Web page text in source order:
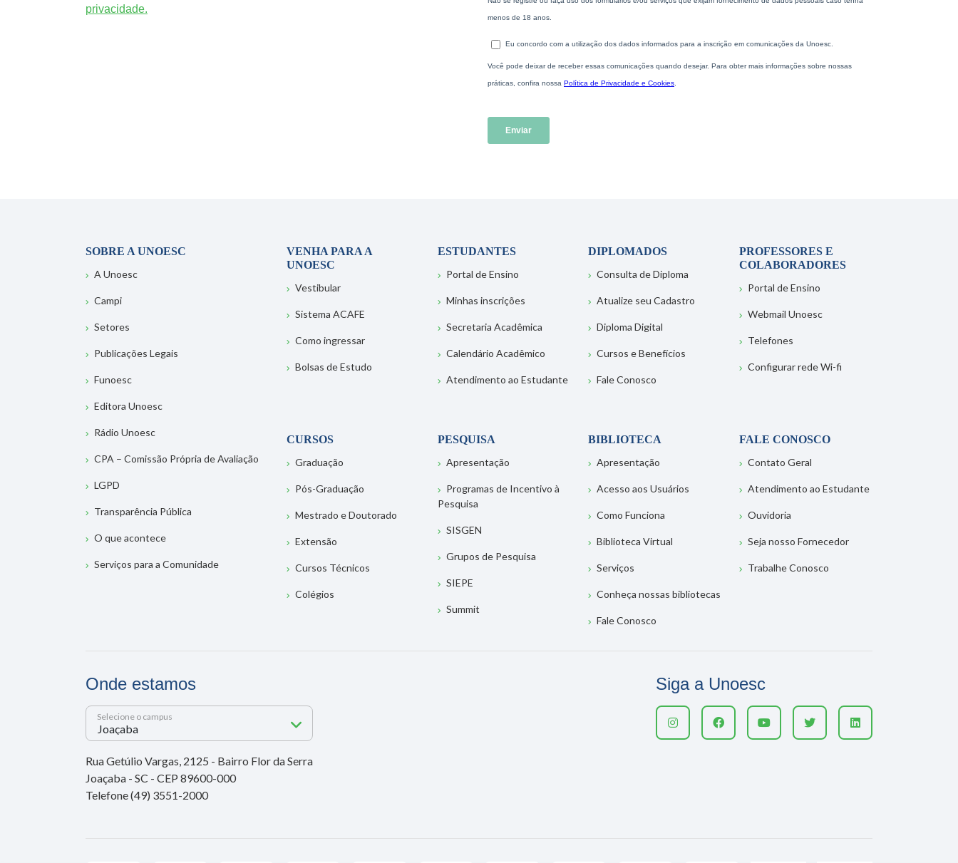
privacidade.
SOBRE A UNOESC
A Unoesc
Campi
Setores
Publicações Legais
Funoesc
Editora Unoesc
Rádio Unoesc
CPA – Comissão Própria de Avaliação
LGPD
Transparência Pública
O que acontece
Serviços para a Comunidade
VENHA PARA A
UNOESC
Vestibular
Sistema ACAFE
Como ingressar
Bolsas de Estudo
ESTUDANTES
Portal de Ensino
Minhas inscrições
Secretaria Acadêmica
Calendário Acadêmico
Atendimento ao Estudante
DIPLOMADOS
Consulta de Diploma
Atualize seu Cadastro
Diploma Digital
Cursos e Benefícios
Fale Conosco
PROFESSORES E
COLABORADORES
Portal de Ensino
Webmail Unoesc
Telefones
Configurar rede Wi-fi
CURSOS
Graduação
Pós-Graduação
Mestrado e Doutorado
Extensão
Cursos Técnicos
Colégios
PESQUISA
Apresentação
Programas de Incentivo à
Pesquisa
SISGEN
Grupos de Pesquisa
SIEPE
Summit
BIBLIOTECA
Apresentação
Acesso aos Usuários
Como Funciona
Biblioteca Virtual
Serviços
Conheça nossas bibliotecas
Fale Conosco
FALE CONOSCO
Contato Geral
Atendimento ao Estudante
Ouvidoria
Seja nosso Fornecedor
Trabalhe Conosco
Onde estamos
Selecione o campus
Rua Getúlio Vargas, 2125 - Bairro Flor da Serra
Joaçaba - SC - CEP 89600-000
Telefone (49) 3551-2000
Siga a Unoesc